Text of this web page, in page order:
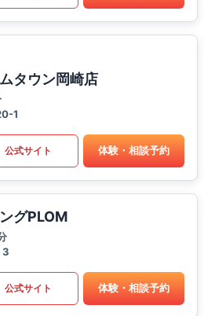
タウン岡崎店
1
公式サイト 体験・相談予約
グPLOM
3
公式サイト 体験・相談予約